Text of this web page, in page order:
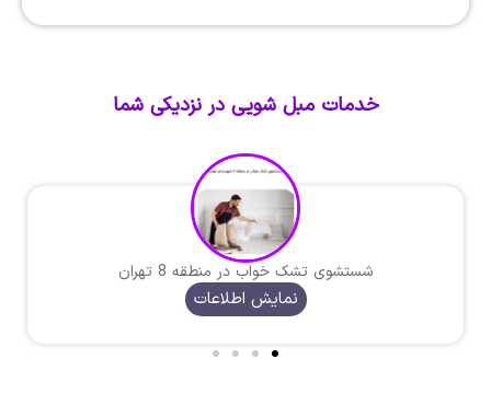
خدمات مبل شویی در نزدیکی شما
شستشوی تشک خواب در منطقه 8 تهران
نمایش اطلاعات